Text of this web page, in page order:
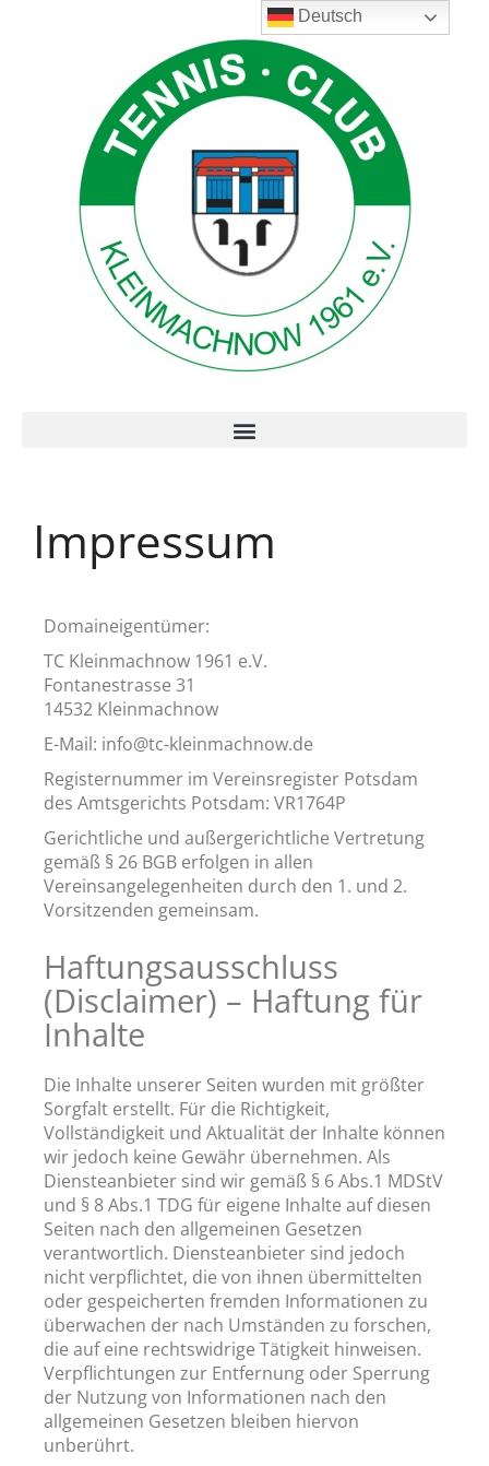
Impressum
Domaineigentümer:
TC Kleinmachnow 1961 e.V.
Fontanestrasse 31
14532 Kleinmachnow
E-Mail: info@tc-kleinmachnow.de
Registernummer im Vereinsregister Potsdam
des Amtsgerichts Potsdam: VR1764P
Gerichtliche und außergerichtliche Vertretung
gemäß § 26 BGB erfolgen in allen
Vereinsangelegenheiten durch den 1. und 2.
Vorsitzenden gemeinsam.
Haftungsausschluss
(Disclaimer) – Haftung für
Inhalte
Die Inhalte unserer Seiten wurden mit größter
Sorgfalt erstellt. Für die Richtigkeit,
Vollständigkeit und Aktualität der Inhalte können
wir jedoch keine Gewähr übernehmen. Als
Diensteanbieter sind wir gemäß § 6 Abs.1 MDStV
und § 8 Abs.1 TDG für eigene Inhalte auf diesen
Seiten nach den allgemeinen Gesetzen
verantwortlich. Diensteanbieter sind jedoch
nicht verpflichtet, die von ihnen übermittelten
oder gespeicherten fremden Informationen zu
überwachen der nach Umständen zu forschen,
die auf eine rechtswidrige Tätigkeit hinweisen.
Verpflichtungen zur Entfernung oder Sperrung
der Nutzung von Informationen nach den
allgemeinen Gesetzen bleiben hiervon
unberührt.
Deutsch